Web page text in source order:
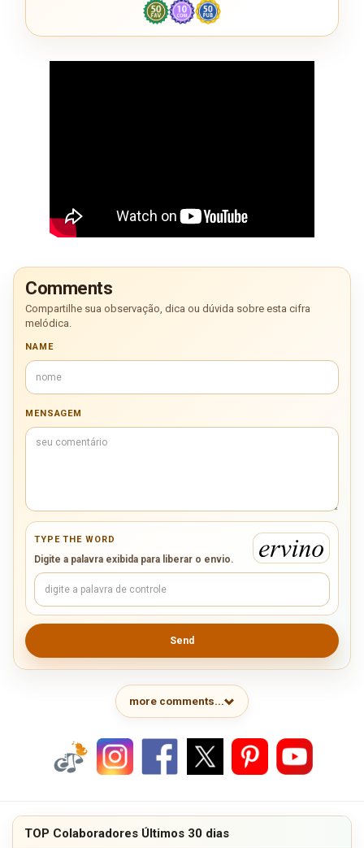
Comments
Compartilhe sua observação, dica ou dúvida sobre esta cifra
melódica.
NAME
MENSAGEM
TYPE THE WORD
Digite a palavra exibida para liberar o envio.
Send
more comments...
TOP Colaboradores Últimos 30 dias